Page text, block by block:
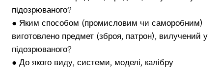
підозрюваного?
● Яким способом (промисловим чи саморобним)
виготовлено предмет (зброя, патрон), вилучений у
підозрюваного?
● До якого виду, системи, моделі, калібру